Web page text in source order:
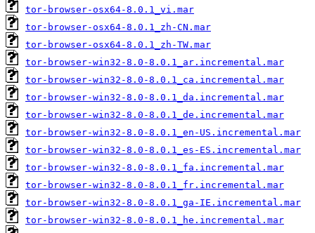
tor-browser-osx64-8.0.1_vi.mar
tor-browser-osx64-8.0.1_zh-CN.mar
tor-browser-osx64-8.0.1_zh-TW.mar
tor-browser-win32-8.0-8.0.1_ar.incremental.mar
tor-browser-win32-8.0-8.0.1_ca.incremental.mar
tor-browser-win32-8.0-8.0.1_da.incremental.mar
tor-browser-win32-8.0-8.0.1_de.incremental.mar
tor-browser-win32-8.0-8.0.1_en-US.incremental.mar
tor-browser-win32-8.0-8.0.1_es-ES.incremental.mar
tor-browser-win32-8.0-8.0.1_fa.incremental.mar
tor-browser-win32-8.0-8.0.1_fr.incremental.mar
tor-browser-win32-8.0-8.0.1_ga-IE.incremental.mar
tor-browser-win32-8.0-8.0.1_he.incremental.mar